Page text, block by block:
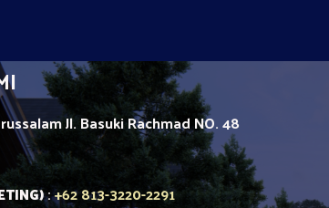
Jl. Basuki Rachmad NO. 48
:+62 813-3220-2291